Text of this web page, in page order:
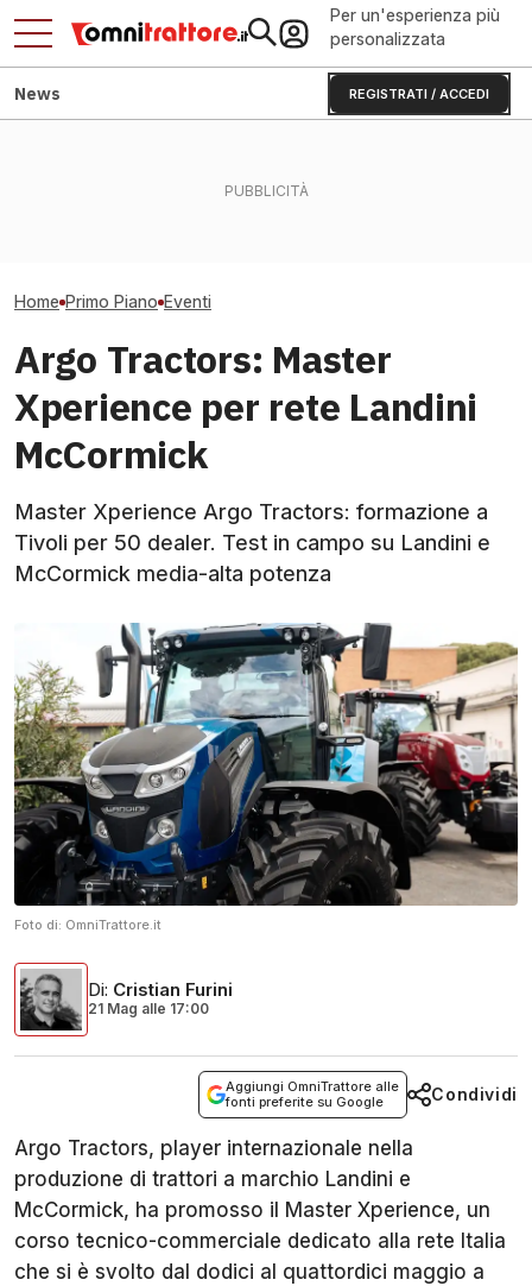
Per un'esperienza più
personalizzata
REGISTRATI / ACCEDI
News
Home Primo Piano Eventi
Argo Tractors: Master
Xperience per rete Landini
McCormick
Master Xperience Argo Tractors: formazione a
Tivoli per 50 dealer. Test in campo su Landini e
McCormick media-alta potenza
Foto di: OmniTrattore.it
Di: Cristian Furini
21 Mag alle 17:00
Aggiungi OmniTrattore alle
fonti preferite su Google
Condividi
Argo Tractors, player internazionale nella
produzione di trattori a marchio Landini e
McCormick, ha promosso il Master Xperience, un
corso tecnico-commerciale dedicato alla rete Italia
che si è svolto dal dodici al quattordici maggio a